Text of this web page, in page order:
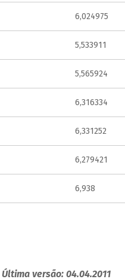
6,024975
5,533911
5,565924
6,316334
6,331252
6,279421
6,938
Última versão: 04.04.2011